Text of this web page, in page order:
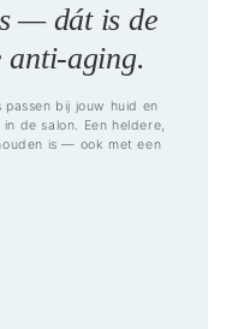
— dát is de
anti-aging.
bij jouw huid en
de salon. Een heldere,
is — ook met een